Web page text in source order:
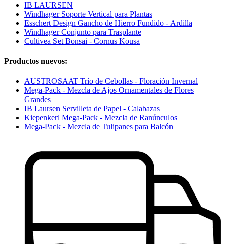
IB LAURSEN
Windhager Soporte Vertical para Plantas
Esschert Design Gancho de Hierro Fundido - Ardilla
Windhager Conjunto para Trasplante
Cultivea Set Bonsai - Cornus Kousa
Productos nuevos:
AUSTROSAAT Trío de Cebollas - Floración Invernal
Mega-Pack - Mezcla de Ajos Ornamentales de Flores
Grandes
IB Laursen Servilleta de Papel - Calabazas
Kiepenkerl Mega-Pack - Mezcla de Ranúnculos
Mega-Pack - Mezcla de Tulipanes para Balcón